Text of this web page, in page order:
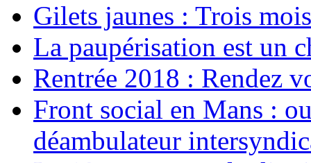
Gilets jaunes : Trois
La paupérisation est un
Rentrée 2018 : Rendez
Front social en Mans :
déambulateur